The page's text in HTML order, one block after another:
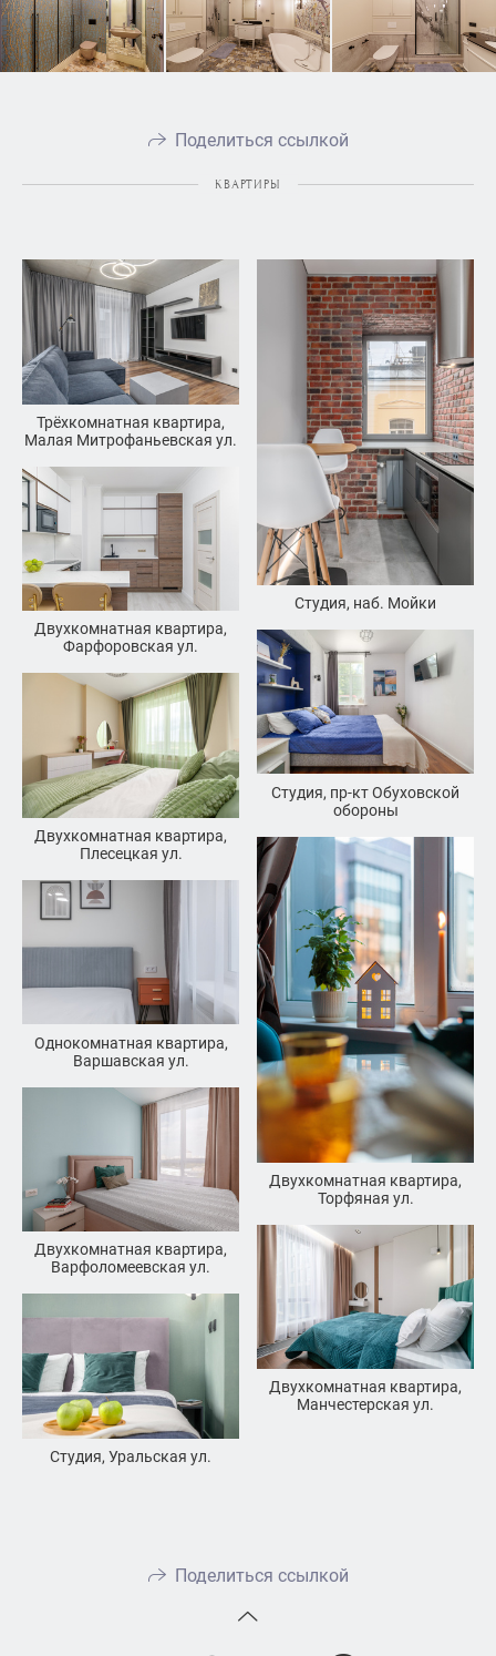
Поделиться ссылкой
КВАРТИРЫ
Трёхкомнатная квартира,
Малая Митрофаньевская ул.
Студия, наб. Мойки
Двухкомнатная квартира,
Фарфоровская ул.
Студия, пр-кт Обуховской
обороны
Двухкомнатная квартира,
Плесецкая ул.
Двухкомнатная квартира,
Торфяная ул.
Однокомнатная квартира,
Варшавская ул.
Двухкомнатная квартира,
Варфоломеевская ул.
Двухкомнатная квартира,
Манчестерская ул.
Студия, Уральская ул.
Поделиться ссылкой